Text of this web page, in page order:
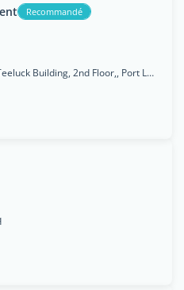
Recommandé
7 Lord Baden Powell Street, Teeluck Building, 2nd Floor,, Port Louis